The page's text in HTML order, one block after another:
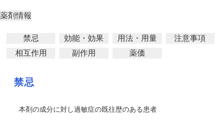
薬剤情報
禁忌 効能・効果 用法・用量
注意事項
相互作用
副作用 薬価
禁忌
本剤の成分に対し過敏症の既往歴のある患者